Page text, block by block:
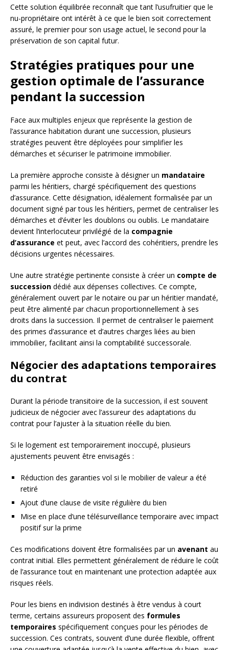
Cette solution équilibrée reconnaît que tant l’usufruitier que le
nu-propriétaire ont intérêt à ce que le bien soit correctement
assuré, le premier pour son usage actuel, le second pour la
préservation de son capital futur.
Stratégies pratiques pour une
gestion optimale de l’assurance
pendant la succession
Face aux multiples enjeux que représente la gestion de
l’assurance habitation durant une succession, plusieurs
stratégies peuvent être déployées pour simplifier les
démarches et sécuriser le patrimoine immobilier.
La première approche consiste à désigner un mandataire
parmi les héritiers, chargé spécifiquement des questions
d’assurance. Cette désignation, idéalement formalisée par un
document signé par tous les héritiers, permet de centraliser les
démarches et d’éviter les doublons ou oublis. Le mandataire
devient l’interlocuteur privilégié de la compagnie
d’assurance et peut, avec l’accord des cohéritiers, prendre les
décisions urgentes nécessaires.
Une autre stratégie pertinente consiste à créer un compte de
succession dédié aux dépenses collectives. Ce compte,
généralement ouvert par le notaire ou par un héritier mandaté,
peut être alimenté par chacun proportionnellement à ses
droits dans la succession. Il permet de centraliser le paiement
des primes d’assurance et d’autres charges liées au bien
immobilier, facilitant ainsi la comptabilité successorale.
Négocier des adaptations temporaires
du contrat
Durant la période transitoire de la succession, il est souvent
judicieux de négocier avec l’assureur des adaptations du
contrat pour l’ajuster à la situation réelle du bien.
Si le logement est temporairement inoccupé, plusieurs
ajustements peuvent être envisagés :
Réduction des garanties vol si le mobilier de valeur a été
retiré
Ajout d’une clause de visite régulière du bien
Mise en place d’une télésurveillance temporaire avec impact
positif sur la prime
Ces modifications doivent être formalisées par un avenant au
contrat initial. Elles permettent généralement de réduire le coût
de l’assurance tout en maintenant une protection adaptée aux
risques réels.
Pour les biens en indivision destinés à être vendus à court
terme, certains assureurs proposent des formules
temporaires spécifiquement conçues pour les périodes de
succession. Ces contrats, souvent d’une durée flexible, offrent